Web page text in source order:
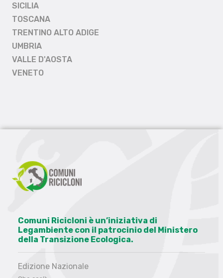
SICILIA
TOSCANA
TRENTINO ALTO ADIGE
UMBRIA
VALLE D'AOSTA
VENETO
Comuni Ricicloni è un’iniziativa di
Legambiente con il patrocinio del Ministero
della Transizione Ecologica.
Edizione Nazionale